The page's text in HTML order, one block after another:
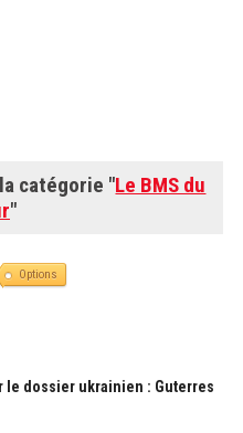
catégorie "Le BMS du
"
Options
le dossier ukrainien : Guterres